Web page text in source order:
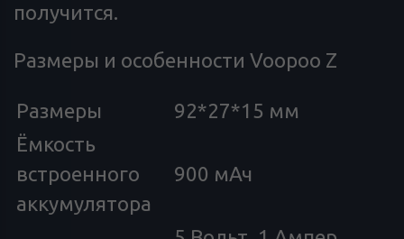
получится.
Размеры и особенности Voopoo Z
Размеры
92*27*15 мм
Ёмкость
встроенного
аккумулятора
900 мАч